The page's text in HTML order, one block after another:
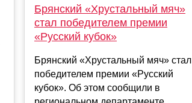
Брянский «Хрустальный мяч»
стал победителем премии
«Русский кубок»
Брянский «Хрустальный мяч» стал
победителем премии «Русский
кубок». Об этом сообщили в